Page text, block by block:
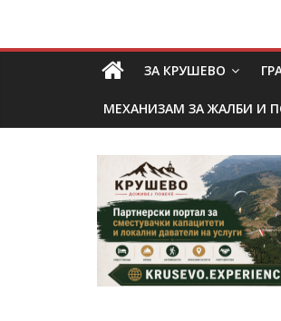
ЗА КРУШЕВО
МЕХАНИЗАМ ЗА ЖАЛБИ И